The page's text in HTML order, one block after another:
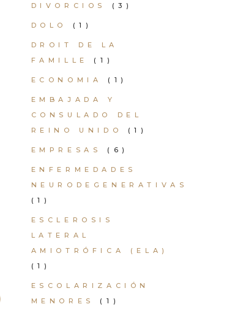
DIVORCIOS (3)
DOLO (1)
DROIT DE LA
FAMILLE
(1)
ECONOMIA (1)
EMBAJADA Y
CONSULADO DEL
REINO UNIDO
(1)
EMPRESAS (6)
ENFERMEDADES
NEURODEGENERATIVAS
(1)
ESCLEROSIS
LATERAL
AMIOTRÓFICA (ELA)
(1)
ESCOLARIZACIÓN
MENORES
(1)